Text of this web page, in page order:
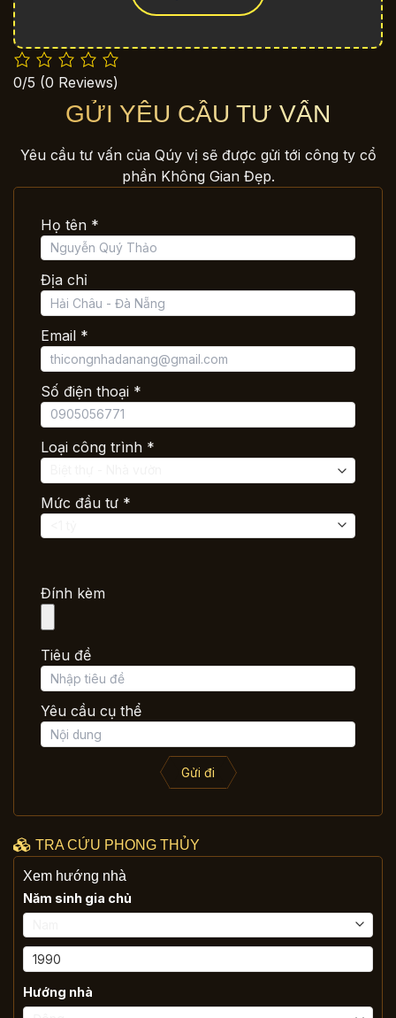
0/5 (0 Reviews)
GỬI YÊU CẦU TƯ VẤN
Yêu cầu tư vấn của Qúy vị sẽ được gửi tới công ty cổ
phần Không Gian Đẹp.
Họ tên *
Địa chỉ
Email *
Số điện thoại *
Loại công trình *
Mức đầu tư *
Đính kèm
Tiêu đề
Yêu cầu cụ thể
Gửi đi
TRA CỨU PHONG THỦY
Xem hướng nhà
Năm sinh gia chủ
Hướng nhà